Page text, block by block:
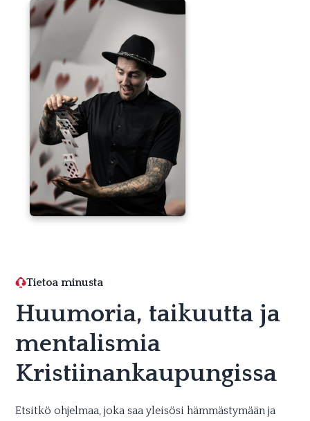
Tietoa minusta
Huumoria, taikuutta ja
mentalismia
Kristiinankaupungissa
Etsitkö ohjelmaa, joka saa yleisösi hämmästymään ja